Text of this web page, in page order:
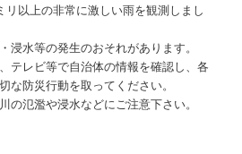
リ以上の非常に激しい雨を観測しまし
浸水等の発生のおそれがあります。
テレビ等で自治体の情報を確認し、各
な防災行動を取ってください。
の氾濫や浸水などにご注意下さい。